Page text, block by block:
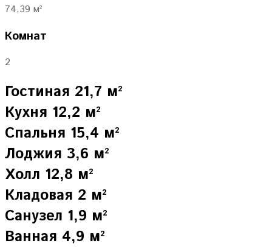
74,39 м²
Комнат
2
Гостиная 21,7 м²
Кухня 12,2 м²
Спальня 15,4 м²
Лоджия 3,6 м²
Холл 12,8 м²
Кладовая 2 м²
Санузел 1,9 м²
Ванная 4,9 м²